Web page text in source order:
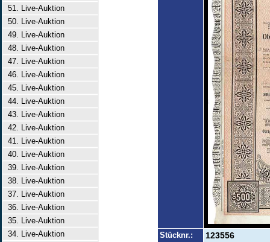
51. Live-Auktion
50. Live-Auktion
49. Live-Auktion
48. Live-Auktion
47. Live-Auktion
46. Live-Auktion
45. Live-Auktion
44. Live-Auktion
43. Live-Auktion
42. Live-Auktion
41. Live-Auktion
40. Live-Auktion
39. Live-Auktion
38. Live-Auktion
37. Live-Auktion
36. Live-Auktion
35. Live-Auktion
34. Live-Auktion
Stücknr.: 123556